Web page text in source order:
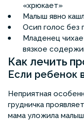
«хрюкает»
Малыш явно
Осип голос без
Младенец
вязкое
Как лечить
Если ребенок
Неприятная
грудничка
мама уложила